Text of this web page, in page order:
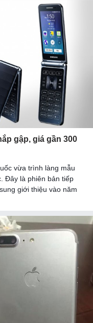
gập, giá gần 300
vừa trình làng mẫu
Đây là phiên bản tiếp
giới thiệu vào năm